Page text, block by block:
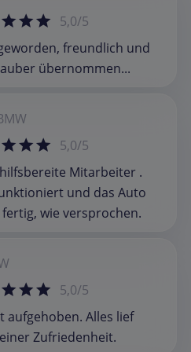
5,0/5
freundlich und
übernommen...
5,0/5
Mitarbeiter .
und das Auto
wie versprochen.
5,0/5
aufgehoben. Alles lief
Zufriedenheit.